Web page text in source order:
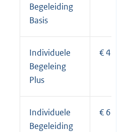
Begeleiding
Basis
Individuele
Begeleing
Plus
€
Individuele
Begeleiding
€